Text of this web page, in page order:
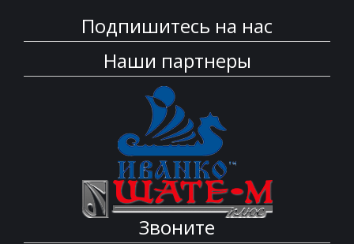
Подпишитесь на нас
Наши партнеры
Звоните